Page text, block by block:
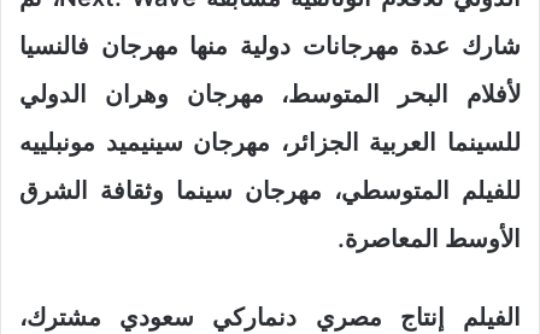
شارك عدة مهرجانات دولية منها مهرجان فالنسيا
لأفلام البحر المتوسط، مهرجان وهران الدولي
للسينما العربية الجزائر، مهرجان سينيميد مونبلييه
للفيلم المتوسطي، مهرجان سينما وثقافة الشرق
الأوسط المعاصرة.
الفيلم إنتاج مصري دنماركي سعودي مشترك،